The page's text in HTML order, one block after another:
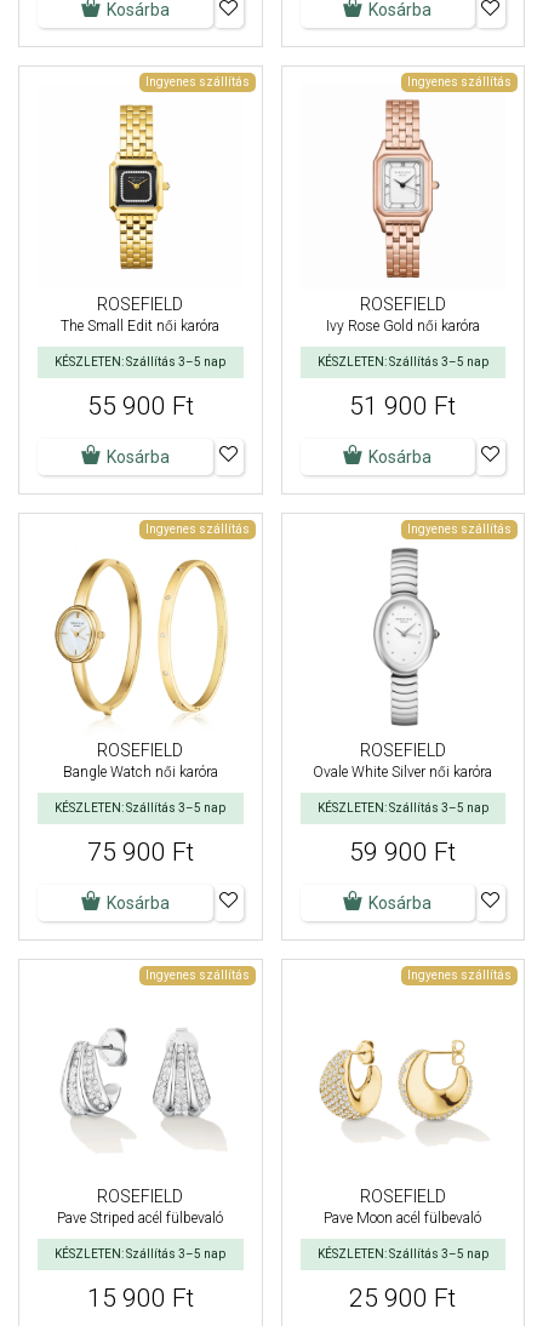
Kosárba Kosárba
Ingyenes szállítás
ROSEFIELD
The Small Edit női karóra
KÉSZLETEN: Szállítás 3–5 nap
55 900 Ft
Kosárba
Ingyenes szállítás
ROSEFIELD
Ivy Rose Gold női karóra
KÉSZLETEN: Szállítás 3–5 nap
51 900 Ft
Kosárba
Ingyenes szállítás
ROSEFIELD
Bangle Watch női karóra
KÉSZLETEN: Szállítás 3–5 nap
75 900 Ft
Kosárba
Ingyenes szállítás
ROSEFIELD
Ovale White Silver női karóra
KÉSZLETEN: Szállítás 3–5 nap
59 900 Ft
Kosárba
Ingyenes szállítás
ROSEFIELD
Pave Striped acél fülbevaló
KÉSZLETEN: Szállítás 3–5 nap
15 900 Ft
Ingyenes szállítás
ROSEFIELD
Pave Moon acél fülbevaló
KÉSZLETEN: Szállítás 3–5 nap
25 900 Ft